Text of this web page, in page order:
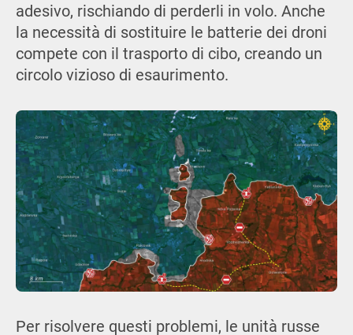
adesivo, rischiando di perderli in volo. Anche
la necessità di sostituire le batterie dei droni
compete con il trasporto di cibo, creando un
circolo vizioso di esaurimento.
Per risolvere questi problemi, le unità russe